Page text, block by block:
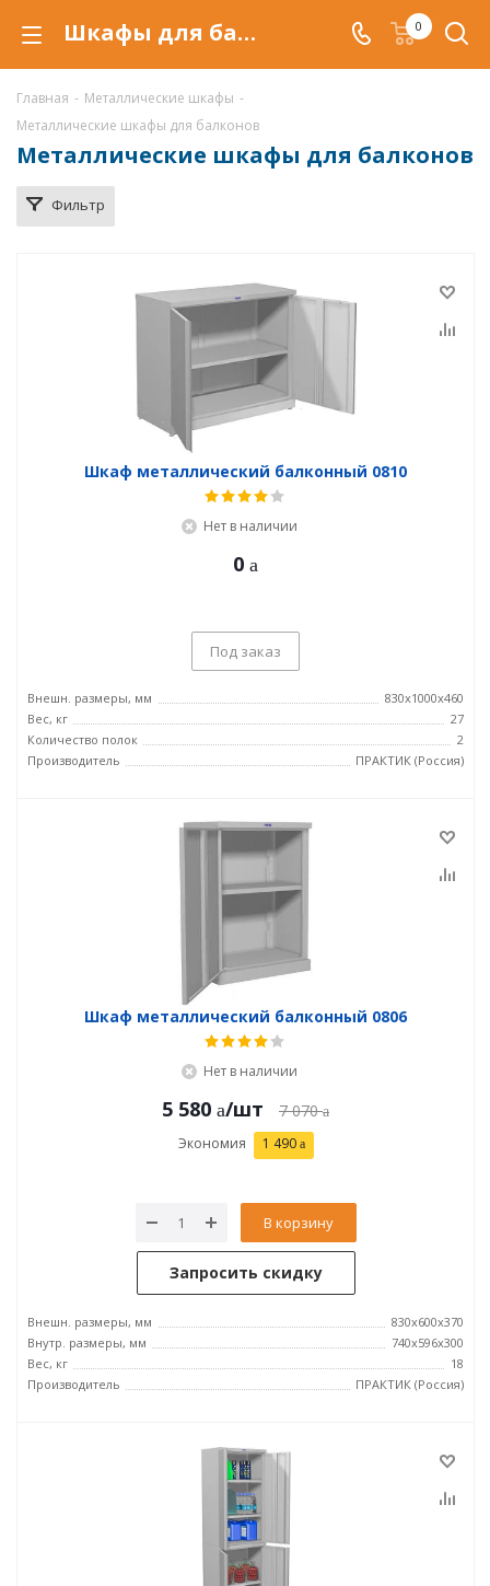
Шкафы для балконов металлические купить по низкой цене в Первоуральске, балконные шкафы 0
Главная - Металлические шкафы -
Металлические шкафы для балконов
Металлические шкафы для балконов
Фильтр
Шкаф металлический балконный 0810
Нет в наличии
0
Под заказ
Внешн. размеры, мм
830x1000x460
Вес, кг
27
Количество полок
2
Производитель
ПРАКТИК (Россия)
Шкаф металлический балконный 0806
Нет в наличии
5 580 /шт 7 070
Экономия 1 490
В корзину
Запросить скидку
Внешн. размеры, мм
830x600x370
Внутр. размеры, мм
740х596х300
Вес, кг
18
Производитель
ПРАКТИК (Россия)